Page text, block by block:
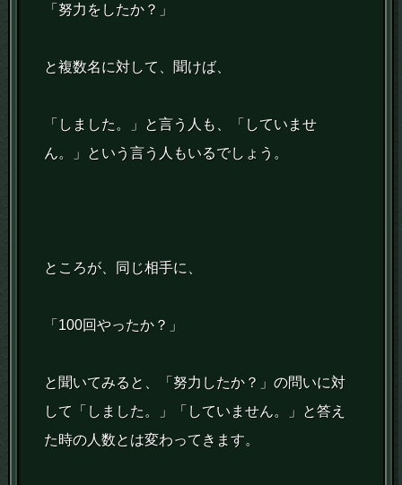
「努力をしたか？」
と複数名に対して、聞けば、
「しました。」と言う人も、「していませ
ん。」という言う人もいるでしょう。
ところが、同じ相手に、
「100回やったか？」
と聞いてみると、「努力したか？」の問いに対
して「しました。」「していません。」と答え
た時の人数とは変わってきます。